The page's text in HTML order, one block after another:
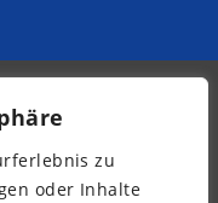
zu
oder Inhalte